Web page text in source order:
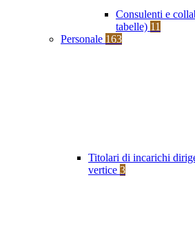
Consulenti e
tabelle) 11
Personale 163
Titolari di incarichi
vertice 3